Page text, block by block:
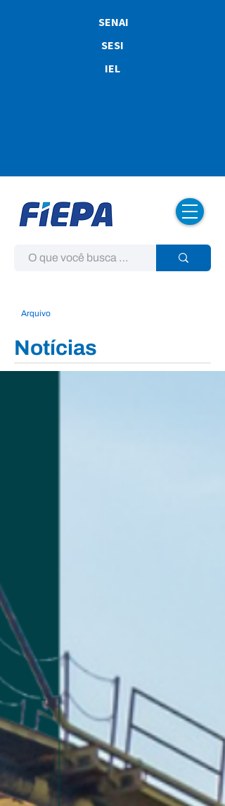
SENAI
SESI
IEL
Arquivo
Notícias